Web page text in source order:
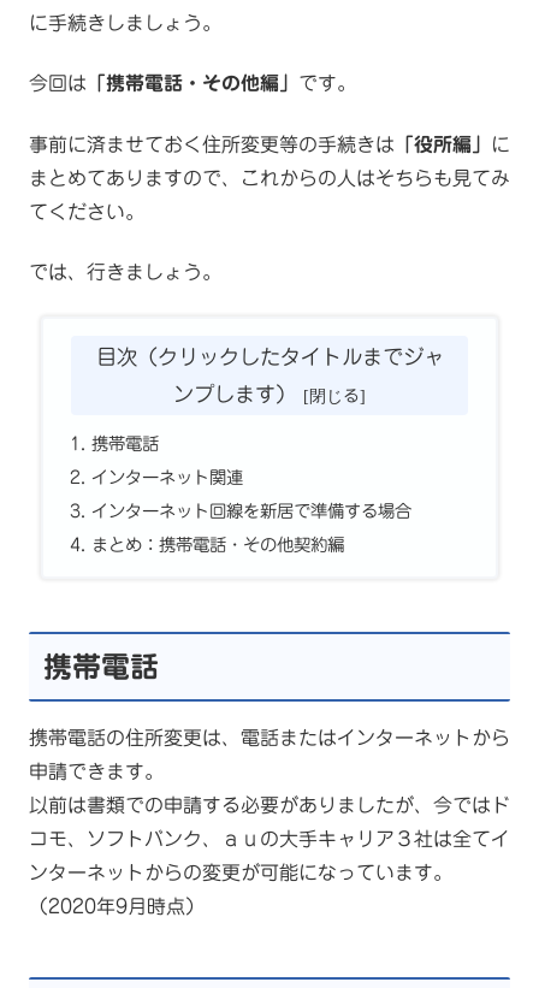
に手続きしましょう。
今回は 「携帯電話・その他編」 です。
事前に済ませておく住所変更等の手続きは 「役所編」
に
まとめてありますので、これからの人はそちらも見てみ
てください。
では、行きましょう。
目次（クリックしたタイトルまでジャ
ンプします）
携帯電話
インターネット関連
インターネット回線を新居で準備する場合
まとめ：携帯電話・その他契約編
携帯電話
携帯電話の住所変更は、電話またはインターネットから
申請できます。
以前は書類での申請する必要がありましたが、今ではド
コモ、ソフトバンク、ａｕの大手キャリア３社は全てイ
ンターネットからの変更が可能になっています。
（2020年9月時点）